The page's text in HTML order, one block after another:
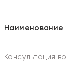
Наименование
Консультация